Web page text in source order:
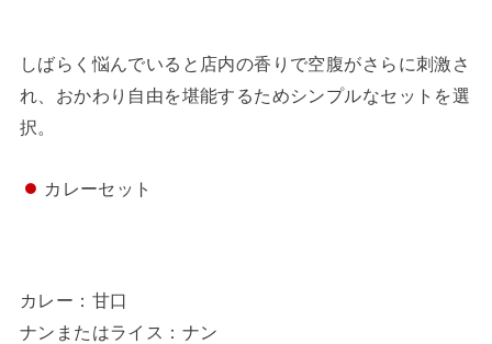
しばらく悩んでいると店内の香りで空腹がさらに刺激さ
れ、おかわり自由を堪能するためシンプルなセットを選
択。
カレーセット
カレー：甘口
ナンまたはライス：ナン